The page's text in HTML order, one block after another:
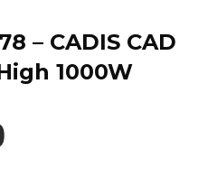
– CADIS CAD
1000W